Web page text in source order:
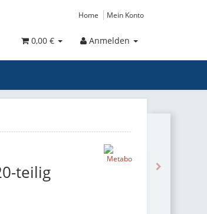
Home Mein Konto
Anmelden
0,00 €
teilig